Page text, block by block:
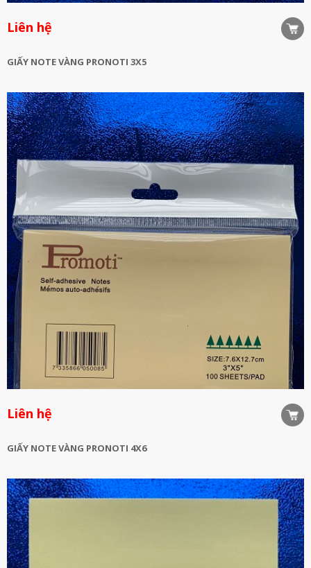
Liên hệ
GIẤY NOTE VÀNG PRONOTI 3X5
Liên hệ
GIẤY NOTE VÀNG PRONOTI 4X6